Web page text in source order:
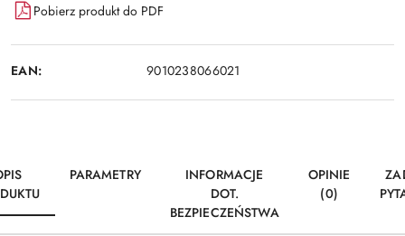
Pobierz produkt do PDF
EAN: 9010238066021
PARAMETRY
INFORMACJE
DOT.
BEZPIECZEŃSTWA
OPINIE
(0)